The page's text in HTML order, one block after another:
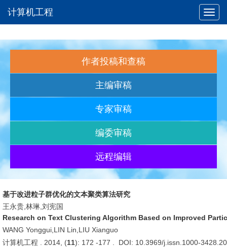
计算机工程
作者投稿和查稿
主编审稿
专家审稿
编委审稿
远程编辑
基于改进粒子群优化的文本聚类算法研究
王永贵,林琳,刘宪国
Research on Text Clustering Algorithm Based on Improved
WANG Yonggui,LIN Lin,LIU Xianguo
计算机工程 . 2014, (11): 172 -177 . DOI: 10.3969/j.issn.1000-